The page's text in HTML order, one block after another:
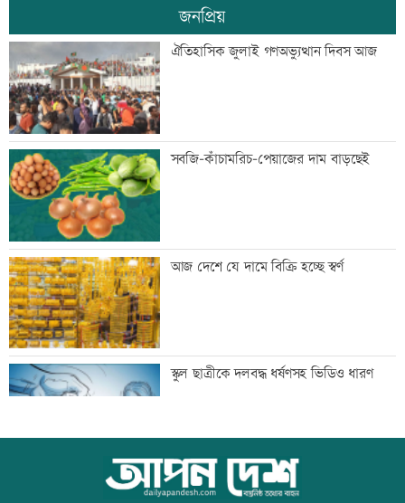
যৌথ প্রতিরক্ষা চুক্তি স্বাক্ষরের পথে সৌদি-
তুরস্ক-পাকিস্তান
বিশ্ববাজারে ফের বাড়ল জ্বালানি তেলের দাম
সিলেটে দুই বাসের সংঘর্ষে প্রাণ গেল
আটজনের
দুপুরের মধ্যে ঝোড়ো হাওয়াসহ বজ্রবৃষ্টি হতে
পারে যেসব অঞ্চলে
ডিএমপির ১২ ঊর্ধ্বতন কর্মকর্তাকে বদলি
জনপ্রিয়
ঐতিহাসিক জুলাই গণঅভ্যুত্থান দিবস আজ
সবজি-কাঁচামরিচ-পেয়াজের দাম বাড়ছেই
আজ দেশে যে দামে বিক্রি হচ্ছে স্বর্ণ
স্কুল ছাত্রীকে দলবদ্ধ ধর্ষণসহ ভিডিও ধারণ
আজ বিশ্ব বন্ধু দিবস